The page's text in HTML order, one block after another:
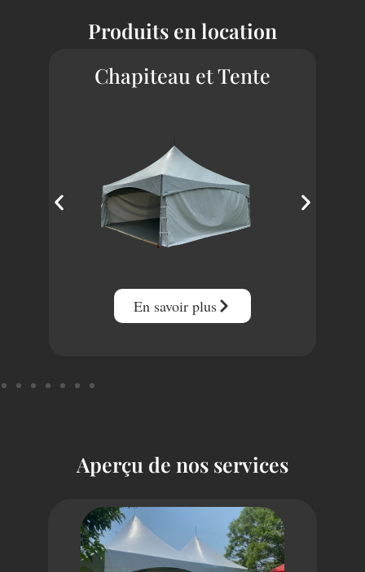
Produits en location
Chapiteau et Tente
En savoir plus
Aperçu de nos services